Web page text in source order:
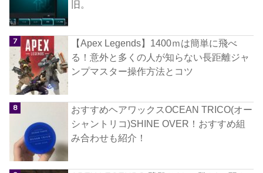
旧。
【Apex Legends】1400ｍは簡単に飛べ
る！意外と多くの人が知らない長距離ジャ
ンプマスター操作方法とコツ
おすすめヘアワックスOCEAN TRICO(オー
シャントリコ)SHINE OVER！おすすめ組
み合わせも紹介！